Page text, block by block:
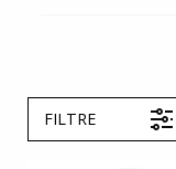
FILTRE